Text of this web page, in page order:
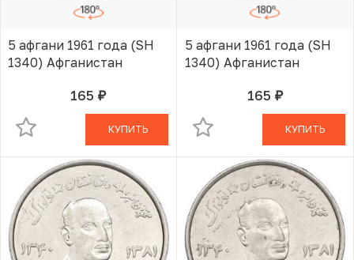
5 афгани 1961 года (SH
1340) Афганистан
165 руб.В КОРЗИНЕ
КУПИТЬ
5 афгани 1961 года (SH
1340) Афганистан
165 руб.В КОРЗИНЕ
КУПИТЬ